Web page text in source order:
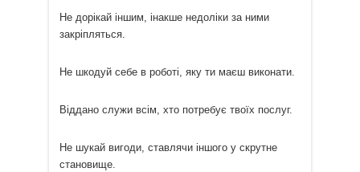
Не дорікай іншим, інакше недоліки за ними
закріпляться.
Не шкодуй себе в роботі, яку ти маєш виконати.
Віддано служи всім, хто потребує твоїх послуг.
Не шукай вигоди, ставлячи іншого у скрутне
становище.